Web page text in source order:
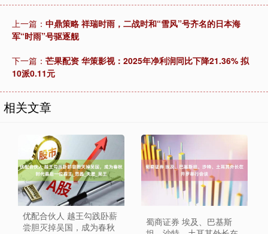
上一篇： 中鼎策略 祥瑞时雨，二战时和“雪风”号齐名的日本海
军“时雨”号驱逐舰
下一篇： 芒果配资 华策影视：2025年净利润同比下降21.36% 拟
10派0.11元
相关文章
优配合伙人 越王勾践卧薪
尝胆灭掉吴国，成为春秋
蜀商证券 埃及、巴基斯